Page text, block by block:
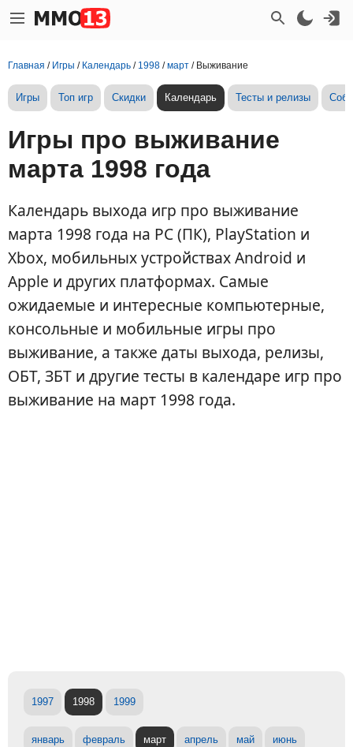
Главная / Игры / Календарь / 1998 /март / Выживание
Игры Топ игр Скидки Календарь Тесты и релизы
Игры про выживание
марта 1998 года
Календарь выхода игр про выживание
марта 1998 года на PC (ПК), PlayStation и
Xbox, мобильных устройствах Android и
Apple и других платформах. Самые
ожидаемые и интересные компьютерные,
консольные и мобильные игры про
выживание, а также даты выхода, релизы,
ОБТ, ЗБТ и другие тесты в календаре игр про
выживание на март 1998 года.
1997 1998 1999
январь февраль март апрель май июнь